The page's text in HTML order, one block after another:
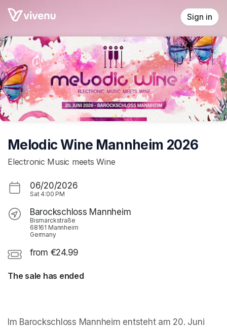
Skip header
Sign in
Melodic Wine Mannheim 2026
Electronic Music meets Wine
06/20/2026
Sat 4:00 PM
Barockschloss Mannheim
Bismarckstraße
68161 Mannheim
Germany
from €24.99
The sale has ended
Im Barockschloss Mannheim entsteht am 20. Juni